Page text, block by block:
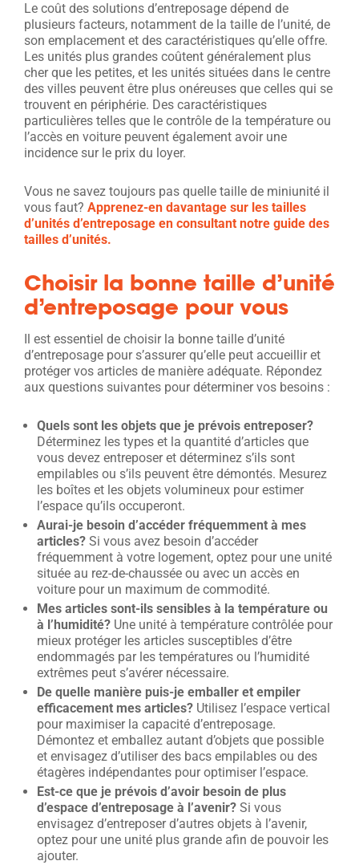
Le coût des solutions d’entreposage dépend de
plusieurs facteurs, notamment de la taille de l’unité, de
son emplacement et des caractéristiques qu’elle offre.
Les unités plus grandes coûtent généralement plus
cher que les petites, et les unités situées dans le centre
des villes peuvent être plus onéreuses que celles qui se
trouvent en périphérie. Des caractéristiques
particulières telles que le contrôle de la température ou
l’accès en voiture peuvent également avoir une
incidence sur le prix du loyer.
Vous ne savez toujours pas quelle taille de miniunité il
vous faut? Apprenez-en davantage sur les tailles
d’unités d’entreposage en consultant notre guide des
tailles d’unités.
Choisir la bonne taille d’unité
d’entreposage pour vous
Il est essentiel de choisir la bonne taille d’unité
d’entreposage pour s’assurer qu’elle peut accueillir et
protéger vos articles de manière adéquate. Répondez
aux questions suivantes pour déterminer vos besoins :
Quels sont les objets que je prévois entreposer?
Déterminez les types et la quantité d’articles que
vous devez entreposer et déterminez s’ils sont
empilables ou s’ils peuvent être démontés. Mesurez
les boîtes et les objets volumineux pour estimer
l’espace qu’ils occuperont.
Aurai-je besoin d’accéder fréquemment à mes
articles? Si vous avez besoin d’accéder
fréquemment à votre logement, optez pour une unité
située au rez-de-chaussée ou avec un accès en
voiture pour un maximum de commodité.
Mes articles sont-ils sensibles à la température ou
à l’humidité? Une unité à température contrôlée pour
mieux protéger les articles susceptibles d’être
endommagés par les températures ou l’humidité
extrêmes peut s’avérer nécessaire.
De quelle manière puis-je emballer et empiler
efficacement mes articles? Utilisez l’espace vertical
pour maximiser la capacité d’entreposage.
Démontez et emballez autant d’objets que possible
et envisagez d’utiliser des bacs empilables ou des
étagères indépendantes pour optimiser l’espace.
Est-ce que je prévois d’avoir besoin de plus
d’espace d’entreposage à l’avenir? Si vous
envisagez d’entreposer d’autres objets à l’avenir,
optez pour une unité plus grande afin de pouvoir les
ajouter.